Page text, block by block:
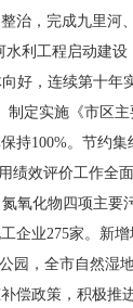
治，完成九里河
利工程启动建
好，连续第十年
制定实施《市区
持100%。节约
绩效评价工作全
氧化物四项主要
企业275家。新
园，全市自然湿
偿政策，积极推